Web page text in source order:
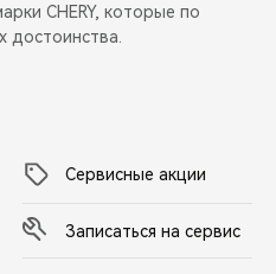
CHERY, которые по
достоинства.
Сервисные акции
Записаться на сервис